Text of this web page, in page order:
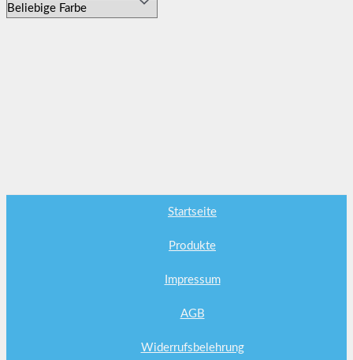
Startseite
Produkte
Impressum
AGB
Widerrufsbelehrung